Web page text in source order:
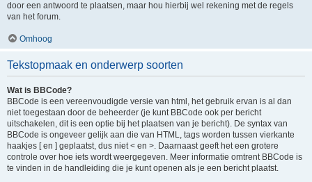
door een antwoord te plaatsen, maar hou hierbij wel rekening met de regels
van het forum.
Omhoog
Tekstopmaak en onderwerp soorten
Wat is BBCode?
BBCode is een vereenvoudigde versie van html, het gebruik ervan is al dan
niet toegestaan door de beheerder (je kunt BBCode ook per bericht
uitschakelen, dit is een optie bij het plaatsen van je bericht). De syntax van
BBCode is ongeveer gelijk aan die van HTML, tags worden tussen vierkante
haakjes [ en ] geplaatst, dus niet < en >. Daarnaast geeft het een grotere
controle over hoe iets wordt weergegeven. Meer informatie omtrent BBCode is
te vinden in de handleiding die je kunt openen als je een bericht plaatst.